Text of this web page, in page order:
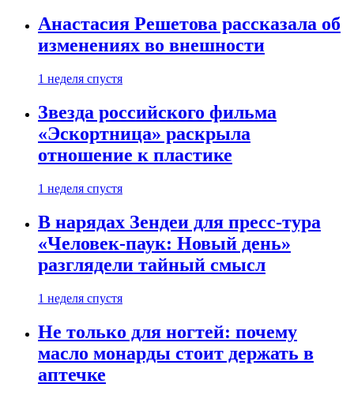
Анастасия Решетова рассказала об
изменениях во внешности
1 неделя спустя
Звезда российского фильма
«Эскортница» раскрыла
отношение к пластике
1 неделя спустя
В нарядах Зендеи для пресс-тура
«Человек-паук: Новый день»
разглядели тайный смысл
1 неделя спустя
Не только для ногтей: почему
масло монарды стоит держать в
аптечке